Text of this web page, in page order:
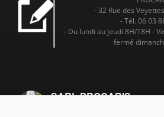
- 32 Rue des
- Tél. 06 03
- Du lundi au jeudi 8H/18H -
fermé
SARL PROCARIS